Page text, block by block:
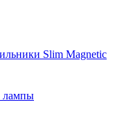
Slim Magnetic
лампы